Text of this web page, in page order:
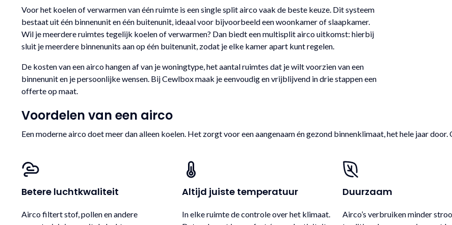
Voor het koelen of verwarmen van één ruimte is een single split airco vaak de beste keuze. Dit systeem
bestaat uit één binnenunit en één buitenunit, ideaal voor bijvoorbeeld een woonkamer of slaapkamer.
Wil je meerdere ruimtes tegelijk koelen of verwarmen? Dan biedt een multisplit airco uitkomst: hierbij
sluit je meerdere binnenunits aan op één buitenunit, zodat je elke kamer apart kunt regelen.
De kosten van een airco hangen af van je woningtype, het aantal ruimtes dat je wilt voorzien van een
binnenunit en je persoonlijke wensen. Bij Cewlbox maak je eenvoudig en vrijblijvend in drie stappen een
offerte op maat.
Voordelen van een airco
Een moderne airco doet meer dan alleen koelen. Het zorgt voor een aangenaam én gezond binnenklimaat, het hele jaar
Betere luchtkwaliteit
Airco filtert stof, pollen en andere
Altijd juiste temperatuur
In elke ruimte de controle over het klimaat.
Duurzaam
Airco’s verbruiken minder